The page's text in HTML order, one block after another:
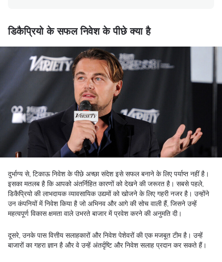
डिकैप्रियो के सफल निवेश के पीछे क्या है
दुर्भाग्य से, टिकाऊ निवेश के पीछे अच्छा संदेश इसे सफल बनाने के लिए पर्याप्त नहीं है।
इसका मतलब है कि आपको अंतर्निहित कारणों को देखने की जरूरत है। सबसे पहले,
डिकैप्रियो की लाभदायक व्यावसायिक उद्यमों को खोजने के लिए गहरी नजर है। उन्होंने
उन कंपनियों में निवेश किया है जो अभिनव और आगे की सोच वाली हैं, जिसने उन्हें
महत्वपूर्ण विकास क्षमता वाले उभरते बाजार में प्रवेश करने की अनुमति दी।
दूसरे, उनके पास वित्तीय सलाहकारों और निवेश पेशेवरों की एक मजबूत टीम है। उन्हें
बाजारों का गहरा ज्ञान है और वे उन्हें अंतर्दृष्टि और निवेश सलाह प्रदान कर सकते हैं।